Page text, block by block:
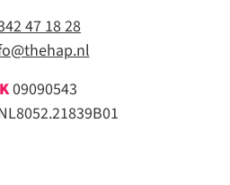
47 18 28
09090543